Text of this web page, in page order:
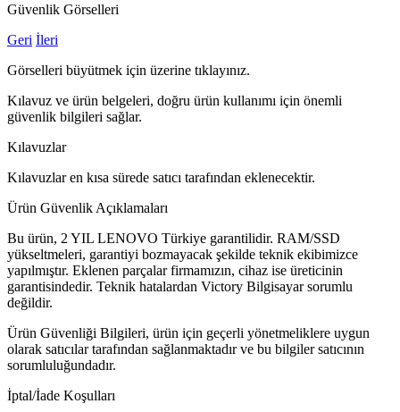
Güvenlik Görselleri
Geri İleri
Görselleri büyütmek için üzerine tıklayınız.
Kılavuz ve ürün belgeleri, doğru ürün kullanımı için önemli
güvenlik bilgileri sağlar.
Kılavuzlar
Kılavuzlar en kısa sürede satıcı tarafından eklenecektir.
Ürün Güvenlik Açıklamaları
Bu ürün, 2 YIL LENOVO Türkiye garantilidir. RAM/SSD
yükseltmeleri, garantiyi bozmayacak şekilde teknik ekibimizce
yapılmıştır. Eklenen parçalar firmamızın, cihaz ise üreticinin
garantisindedir. Teknik hatalardan Victory Bilgisayar sorumlu
değildir.
Ürün Güvenliği Bilgileri, ürün için geçerli yönetmeliklere uygun
olarak satıcılar tarafından sağlanmaktadır ve bu bilgiler satıcının
sorumluluğundadır.
İptal/İade Koşulları